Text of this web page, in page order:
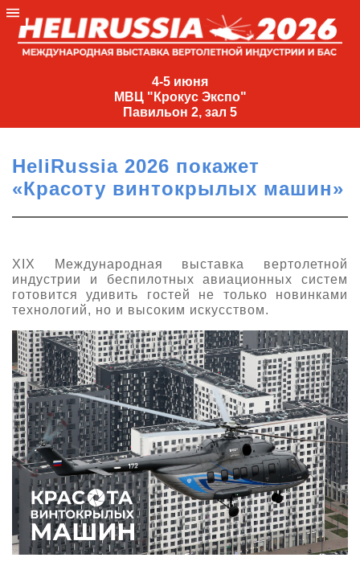
4-5 июня
МВЦ "Крокус Экспо"
Павильон 2, зал 5
4-
МВЦ
Экспо"
Павильон
2,
5
+7
(495)
477-
33-81
О выставке
Партнеры выставки
Крокус Экспо
Даты будущих выставок
Документы
Контакты
Для участников
Заявка на участие
Заочное участие
Прилет на выставку
Для посетителей
Место проведения HeliRussia
Схема проезда
Для СМИ
Аккредитация прессы
Условия инфопартнёрства
Архив
HeliRussia 2026 покажет
«Красоту винтокрылых машин»
XIX Международная выставка вертолетной
индустрии и беспилотных авиационных систем
готовится удивить гостей не только новинками
технологий, но и высоким искусством.